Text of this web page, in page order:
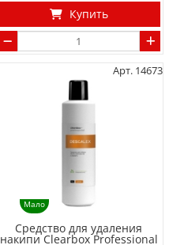
Купить
Арт. 14673
Мало
Средство для удаления
накипи Clearbox Professional